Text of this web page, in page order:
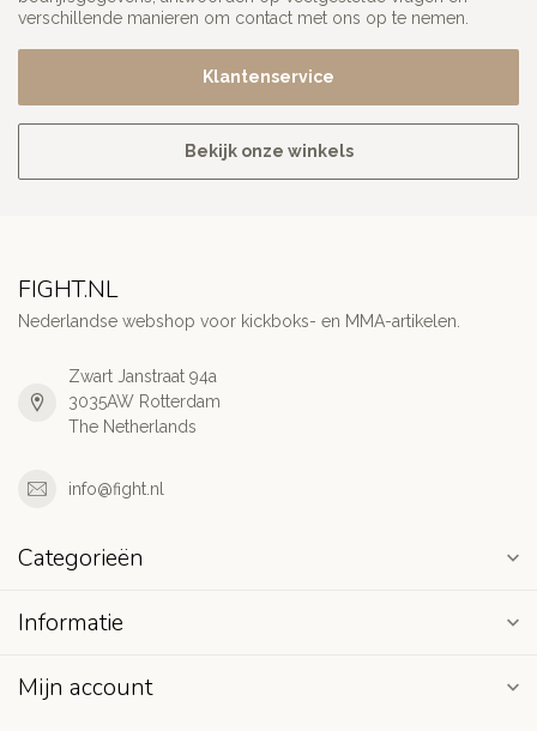
verschillende manieren om contact met ons op te nemen.
Klantenservice
Bekijk onze winkels
FIGHT.NL
Nederlandse webshop voor kickboks- en MMA-artikelen.
Zwart Janstraat 94a
3035AW Rotterdam
The Netherlands
info@fight.nl
Categorieën
Informatie
Mijn account